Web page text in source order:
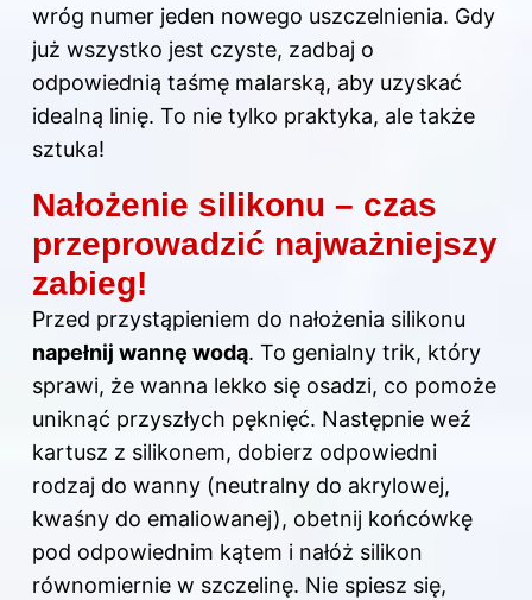
wróg numer jeden nowego uszczelnienia. Gdy
już wszystko jest czyste, zadbaj o
odpowiednią taśmę malarską, aby uzyskać
idealną linię. To nie tylko praktyka, ale także
sztuka!
Nałożenie silikonu – czas
przeprowadzić najważniejszy
zabieg!
Przed przystąpieniem do nałożenia silikonu
napełnij wannę wodą. To genialny trik, który
sprawi, że wanna lekko się osadzi, co pomoże
uniknąć przyszłych pęknięć. Następnie weź
kartusz z silikonem, dobierz odpowiedni
rodzaj do wanny (neutralny do akrylowej,
kwaśny do emaliowanej), obetnij końcówkę
pod odpowiednim kątem i nałóż silikon
równomiernie w szczelinę. Nie spiesz się,